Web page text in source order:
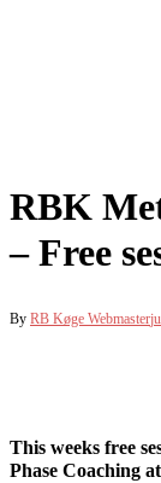
RBK
– Free
By RB Køge Webmaster
This weeks free
Phase Coaching at